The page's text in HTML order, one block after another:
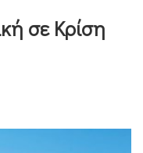
σε Κρίση